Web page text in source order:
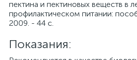
пектина и пектиновых веществ в
профилактическом питании:
2009. - 44 с.
Показания: